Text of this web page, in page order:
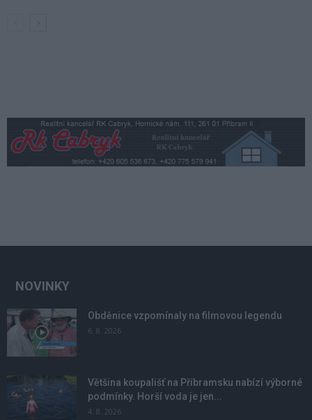
NOVINKY
Obděnice vzpomínaly na filmovou legendu
6. 8. 2026
Většina koupališť na Příbramsku nabízí výborné
podmínky. Horší voda je jen...
4. 8. 2026